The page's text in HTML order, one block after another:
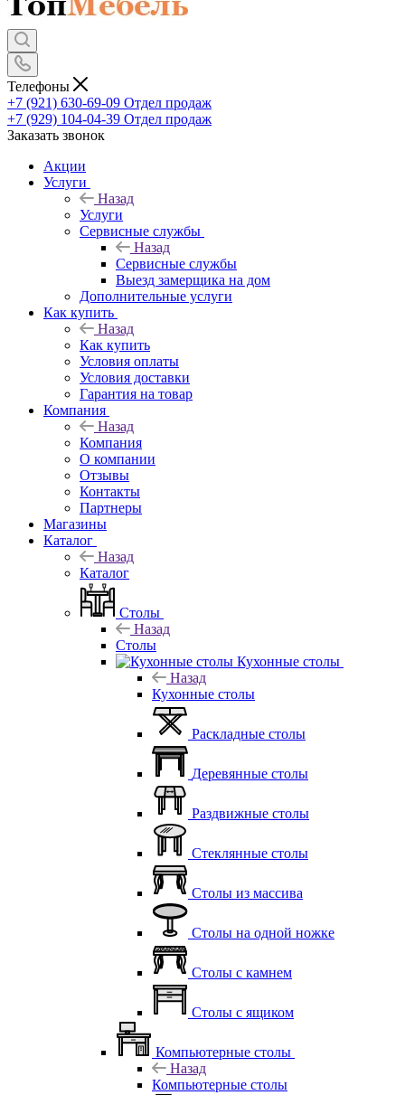
Телефоны
+7 (921) 630-69-09 Отдел продаж
+7 (929) 104-04-39 Отдел продаж
Заказать звонок
Акции
Услуги
Назад
Услуги
Сервисные службы
Назад
Сервисные службы
Выезд замерщика на дом
Дополнительные услуги
Как купить
Назад
Как купить
Условия оплаты
Условия доставки
Гарантия на товар
Компания
Назад
Компания
О компании
Отзывы
Контакты
Партнеры
Магазины
Каталог
Назад
Каталог
Столы
Назад
Столы
Кухонные столы
Назад
Кухонные столы
Раскладные столы
Деревянные столы
Раздвижные столы
Стеклянные столы
Столы из массива
Столы на одной ножке
Столы с камнем
Столы с ящиком
Компьютерные столы
Назад
Компьютерные столы